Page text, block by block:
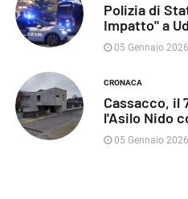
Polizia di
Impatto" a
05 Gennaio 2026
CRONACA
Cassacco, il
l'Asilo Nido
05 Gennaio 2026